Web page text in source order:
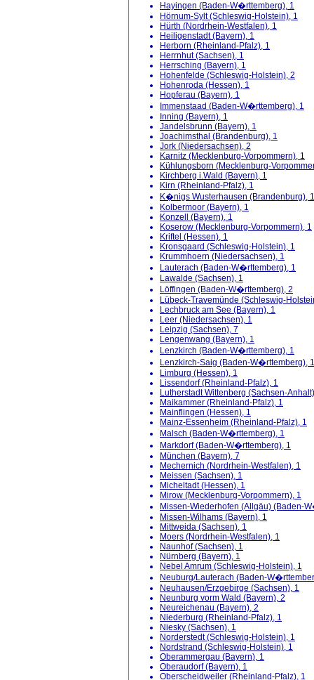
Hayingen (Baden-W�rttemberg), 1
Hörnum-Sylt (Schleswig-Holstein), 1
Hürth (Nordrhein-Westfalen), 1
Heiligenstadt (Bayern), 1
Herborn (Rheinland-Pfalz), 1
Herrnhut (Sachsen), 1
Herrsching (Bayern), 1
Hohenfelde (Schleswig-Holstein), 2
Hohenroda (Hessen), 1
Hopferau (Bayern), 1
Immenstaad (Baden-W�rttemberg), 1
Inning (Bayern), 1
Jandelsbrunn (Bayern), 1
Joachimsthal (Brandenburg), 1
Jork (Niedersachsen), 2
Karnitz (Mecklenburg-Vorpommern), 1
Kühlungsborn (Mecklenburg-
Kirchberg i.Wald (Bayern), 1
Kirn (Rheinland-Pfalz), 1
K�nigs Wusterhausen (Brandenburg), 1
Kolbermoor (Bayern), 1
Konzell (Bayern), 1
Koserow (Mecklenburg-Vorpommern), 1
Kriftel (Hessen), 1
Kronsgaard (Schleswig-Holstein), 1
Krummhoern (Niedersachsen), 1
Lauterach (Baden-W�rttemberg), 1
Lawalde (Sachsen), 1
Löffingen (Baden-W�rttemberg), 2
Lübeck-Travemünde (Schleswig-
Lechbruck am See (Bayern), 1
Leer (Niedersachsen), 1
Leipzig (Sachsen), 7
Lengenwang (Bayern), 1
Lenzkirch (Baden-W�rttemberg), 1
Lenzkirch-Saig (Baden-W�rttemberg), 1
Limburg (Hessen), 1
Lissendorf (Rheinland-Pfalz), 1
Lutherstadt Wittenberg (Sachsen-
Maikammer (Rheinland-Pfalz), 1
Mainflingen (Hessen), 1
Mainz-Essenheim (Rheinland-Pfalz), 1
Malsch (Baden-W�rttemberg), 1
Markdorf (Baden-W�rttemberg), 1
München (Bayern), 7
Mechernich (Nordrhein-Westfalen), 1
Meissen (Sachsen), 1
Micheltadt (Hessen), 1
Mirow (Mecklenburg-Vorpommern), 1
Missen-Wiederhofen (Allgäu) (Baden-
Missen-Wilhams (Bayern), 1
Mittweida (Sachsen), 1
Moers (Nordrhein-Westfalen), 1
Naunhof (Sachsen), 1
Nürnberg (Bayern), 1
Nebel Amrum (Schleswig-Holstein), 1
Neuburg/Lauterach (Baden-
Neuhausen/Erzgebirge (Sachsen), 1
Neunburg vorm Wald (Bayern), 2
Neureichenau (Bayern), 2
Niederburg (Rheinland-Pfalz), 1
Niesky (Sachsen), 1
Norderstedt (Schleswig-Holstein), 1
Nordstrand (Schleswig-Holstein), 1
Oberammergau (Bayern), 1
Oberaudorf (Bayern), 1
Oberscheidweiler (Rheinland-Pfalz), 1